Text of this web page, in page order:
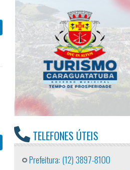
TELEFONES ÚTEIS
Prefeitura: (12) 3897-8100